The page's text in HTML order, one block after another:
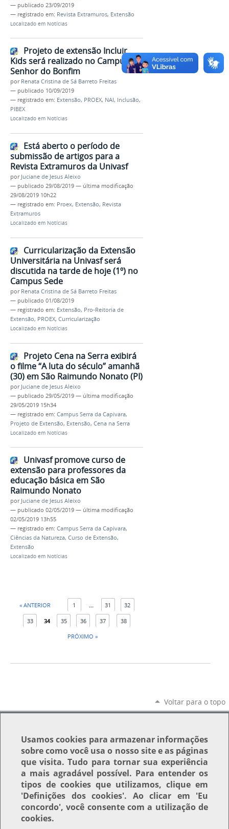
— publicado 23/09/2019
— registrado em: Revista Extramuros, Extensão
Localizado em Notícias
Projeto de extensão Incluir
Kids será realizado no Campus
Senhor do Bonfim
por Renata Cristina de Sá Barreto Freitas
— publicado 10/09/2019
— registrado em: Extensão, PROEX, NAI, Inclusão,
PIBEX
Localizado em Notícias
Está aberto o período de
submissão de artigos para a
Revista Extramuros da Univasf
por Juciane de Jesus Aleixo
— publicado 29/08/2019 — última modificação
29/08/2019 10h22
— registrado em: Proex, Extensão, Revista
Extramuros
Localizado em Notícias
Curricularização da Extensão
Universitária na Univasf será
discutida na tarde de hoje (1º) no
Campus Sede
por Renata Cristina de Sá Barreto Freitas
— publicado 01/08/2019
— registrado em: Extensão, Pro-Reitoria de
Extensão, PROEX, Curricularização
Localizado em Notícias
Projeto Cena na Serra exibirá
o filme “A luta do século” amanhã
(30) em São Raimundo Nonato (PI)
por Juciane de Jesus Aleixo
— publicado 29/05/2019 — última modificação
29/05/2019 15h34
— registrado em: Campus Serra da Capivara,
Projeto de Extensão, Extensão, Cena na Serra
Localizado em Notícias
Univasf promove curso de
extensão para professores da
educação básica em São
Raimundo Nonato
por Juciane de Jesus Aleixo
— publicado 02/05/2019 — última modificação
02/05/2019 13h55
— registrado em: Campus Serra da Capivara,
Ciências da Natureza, Curso de Extensão,
Extensão
Localizado em Notícias
« ANTERIOR 1 ... 31 32
33 34 35 36 37
38
PRÓXIMO »
Voltar para o topo
Usamoscookies para armazenar informações
sobre como você usa o nosso site e as páginas
que visita. Tudo para tornar sua experiência
a mais agradável possível. Para entender os
tipos de cookies que utilizamos, clique em
'Definições dos cookies'. Ao clicar em 'Eu
concordo', você consente com a utilização de
cookies.